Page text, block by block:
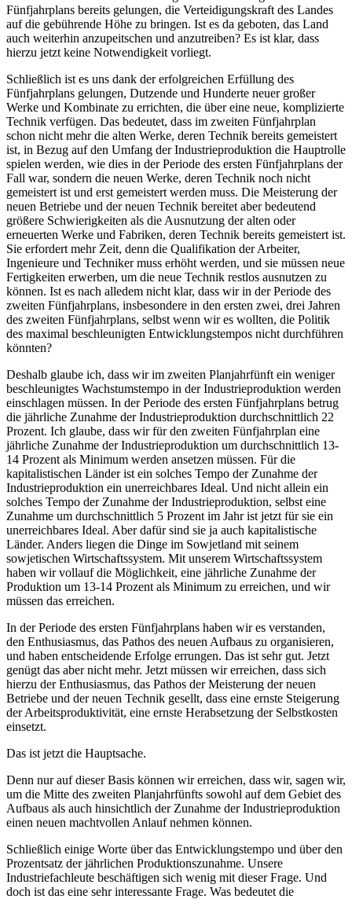
Fünfjahrplans bereits gelungen, die Verteidigungskraft des Landes
auf die gebührende Höhe zu bringen. Ist es da geboten, das Land
auch weiterhin anzupeitschen und anzutreiben? Es ist klar, dass
hierzu jetzt keine Notwendigkeit vorliegt.
Schließlich ist es uns dank der erfolgreichen Erfüllung des
Fünfjahrplans gelungen, Dutzende und Hunderte neuer großer
Werke und Kombinate zu errichten, die über eine neue, komplizierte
Technik verfügen. Das bedeutet, dass im zweiten Fünfjahrplan
schon nicht mehr die alten Werke, deren Technik bereits gemeistert
ist, in Bezug auf den Umfang der Industrieproduktion die Hauptrolle
spielen werden, wie dies in der Periode des ersten Fünfjahrplans der
Fall war, sondern die neuen Werke, deren Technik noch nicht
gemeistert ist und erst gemeistert werden muss. Die Meisterung der
neuen Betriebe und der neuen Technik bereitet aber bedeutend
größere Schwierigkeiten als die Ausnutzung der alten oder
erneuerten Werke und Fabriken, deren Technik bereits gemeistert ist.
Sie erfordert mehr Zeit, denn die Qualifikation der Arbeiter,
Ingenieure und Techniker muss erhöht werden, und sie müssen neue
Fertigkeiten erwerben, um die neue Technik restlos ausnutzen zu
können. Ist es nach alledem nicht klar, dass wir in der Periode des
zweiten Fünfjahrplans, insbesondere in den ersten zwei, drei Jahren
des zweiten Fünfjahrplans, selbst wenn wir es wollten, die Politik
des maximal beschleunigten Entwicklungstempos nicht durchführen
könnten?
Deshalb glaube ich, dass wir im zweiten Planjahrfünft ein weniger
beschleunigtes Wachstumstempo in der Industrieproduktion werden
einschlagen müssen. In der Periode des ersten Fünfjahrplans betrug
die jährliche Zunahme der Industrieproduktion durchschnittlich 22
Prozent. Ich glaube, dass wir für den zweiten Fünfjahrplan eine
jährliche Zunahme der Industrieproduktion um durchschnittlich 13-
14 Prozent als Minimum werden ansetzen müssen. Für die
kapitalistischen Länder ist ein solches Tempo der Zunahme der
Industrieproduktion ein unerreichbares Ideal. Und nicht allein ein
solches Tempo der Zunahme der Industrieproduktion, selbst eine
Zunahme um durchschnittlich 5 Prozent im Jahr ist jetzt für sie ein
unerreichbares Ideal. Aber dafür sind sie ja auch kapitalistische
Länder. Anders liegen die Dinge im Sowjetland mit seinem
sowjetischen Wirtschaftssystem. Mit unserem Wirtschaftssystem
haben wir vollauf die Möglichkeit, eine jährliche Zunahme der
Produktion um 13-14 Prozent als Minimum zu erreichen, und wir
müssen das erreichen.
In der Periode des ersten Fünfjahrplans haben wir es verstanden,
den Enthusiasmus, das Pathos des neuen Aufbaus zu organisieren,
und haben entscheidende Erfolge errungen. Das ist sehr gut. Jetzt
genügt das aber nicht mehr. Jetzt müssen wir erreichen, dass sich
hierzu der Enthusiasmus, das Pathos der Meisterung der neuen
Betriebe und der neuen Technik gesellt, dass eine ernste Steigerung
der Arbeitsproduktivität, eine ernste Herabsetzung der Selbstkosten
einsetzt.
Das ist jetzt die Hauptsache.
Denn nur auf dieser Basis können wir erreichen, dass wir, sagen wir,
um die Mitte des zweiten Planjahrfünfts sowohl auf dem Gebiet des
Aufbaus als auch hinsichtlich der Zunahme der Industrieproduktion
einen neuen machtvollen Anlauf nehmen können.
Schließlich einige Worte über das Entwicklungstempo und über den
Prozentsatz der jährlichen Produktionszunahme. Unsere
Industriefachleute beschäftigen sich wenig mit dieser Frage. Und
doch ist das eine sehr interessante Frage. Was bedeutet die